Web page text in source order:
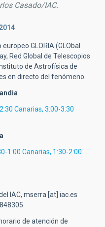
Casado/IAC.
GLORIA (GLObal
Red Global de Telescopios
de Astrofísica de
en directo del fenómeno.
Canarias, 3:00-3:30
1:00 Canarias, 1:30-2:00
IAC, mserra [at] iac.es
de atención de